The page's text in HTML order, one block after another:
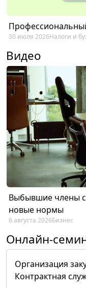
30 июля 2026Налоги и
Видео
Выбывшие члены
новые нормы
6 августа 2026Бизнес
Онлайн-
Организация
Контрактная